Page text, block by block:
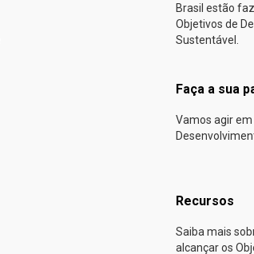
Brasil estão
Objetivos de
Sustentável.
Faça a sua
Vamos agir
Recursos
Saiba mais
alcançar os